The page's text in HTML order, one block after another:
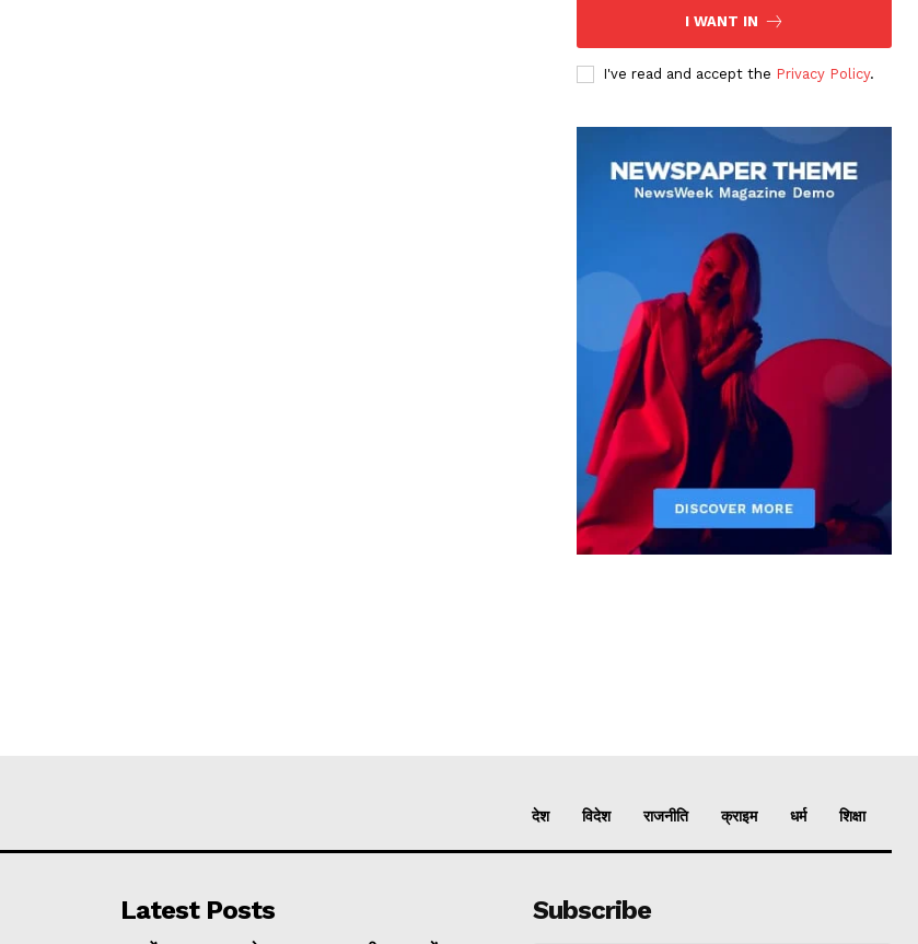
I WANT IN
I've read and accept the Privacy Policy.
देश विदेश राजनीति क्राइम धर्म शिक्षा
Latest Posts Subscribe